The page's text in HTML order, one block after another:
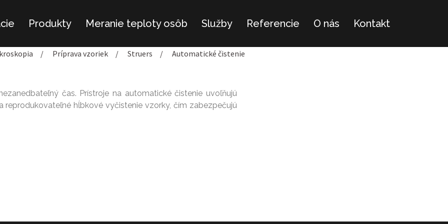
Produkty Meranie teploty osôb Služby Referencie O nás Kontakt
/ Príprava vzoriek / Struers / Automatické čistenie
čas. Prístroje na automatické čistenie uvoľňujú
reprodukovateľné hĺbkové vyčistenie vzorky, čím zabezpečujú